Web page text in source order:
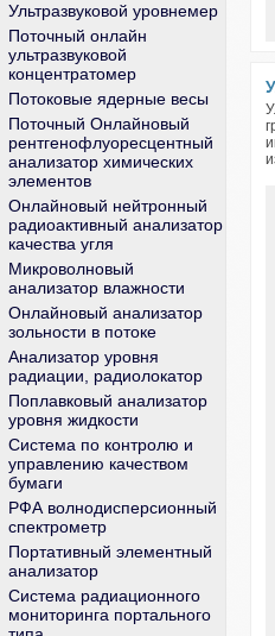
Ультразвуковой уровнемер
Поточный онлайн
ультразвуковой
концентратомер
Потоковые ядерные весы
Поточный Онлайновый
рентгенофлуоресцентный
анализатор химических
элементов
Онлайновый нейтронный
радиоактивный анализатор
качества угля
Микроволновый
анализатор влажности
Онлайновый анализатор
зольности в потоке
Анализатор уровня
радиации, радиолокатор
Поплавковый анализатор
уровня жидкости
Система по контролю и
управлению качеством
бумаги
РФА волнодисперсионный
спектрометр
Портативный элементный
анализатор
Система радиационного
мониторинга портального